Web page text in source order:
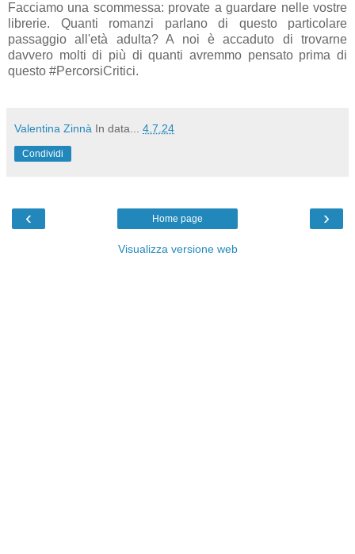
Facciamo una scommessa: provate a guardare nelle vostre
librerie. Quanti romanzi parlano di questo particolare
passaggio all'età adulta? A noi è accaduto di trovarne
davvero molti di più di quanti avremmo pensato prima di
questo #PercorsiCritici.
Valentina Zinnà In data... 4.7.24
Condividi
‹ ›
Home page
Visualizza versione web